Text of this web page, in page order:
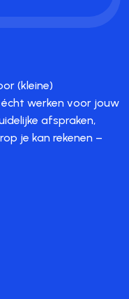
(kleine)
werken voor jouw
afspraken,
je kan rekenen –